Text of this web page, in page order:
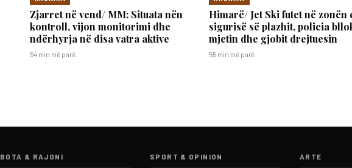
Zjarret në vend/ MM: Situata nën
kontroll, vijon monitorimi dhe
ndërhyrja në disa vatra aktive
54 min më parë
Himarë/ Jet Ski futet në zonën
sigurisë së plazhit, policia
mjetin dhe gjobit drejtuesin
55 min më parë
BOTA & RAJONI SPORT & OPINION ARTE